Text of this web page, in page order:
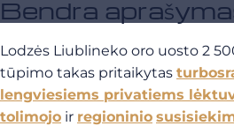
Bendra
Lodzės Liublineko oro uosto 2
tūpimo takas pritaikytas
lengviesiems privatiems
tolimojo ir regioninio